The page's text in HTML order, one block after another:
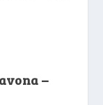
–